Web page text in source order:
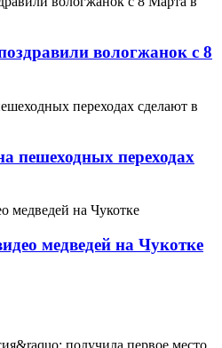
вологжанок с 8
пешеходных переходах
медведей на Чукотке